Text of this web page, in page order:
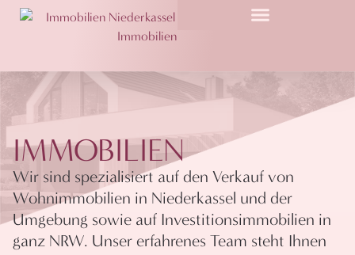
IMMOBILIEN
Wir sind spezialisiert auf den Verkauf von
Wohnimmobilien in Niederkassel und der
Umgebung sowie auf Investitionsimmobilien in
ganz NRW. Unser erfahrenes Team steht Ihnen